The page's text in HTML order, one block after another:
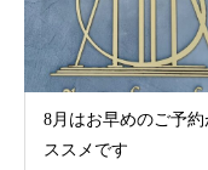
8月はお早めのご予約
ススメです